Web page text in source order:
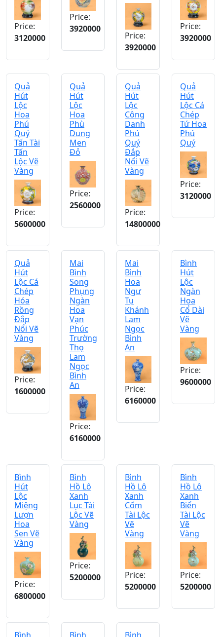
Price:
3120000
Price:
3920000
Price:
3920000
Price:
3920000
Quả
Hút
Lộc
Hoa
Phú
Quý
Tấn Tài
Tấn
Lộc Vẽ
Vàng
Price:
5600000
Quả
Hút
Lộc
Hoa
Phù
Dung
Men
Đỏ
Price:
2560000
Quả
Hút
Lộc
Công
Danh
Phú
Quý
Đắp
Nổi Vẽ
Vàng
Price:
14800000
Quả
Hút
Lộc Cá
Chép
Tứ Hoa
Phú
Quý
Price:
3120000
Quả
Hút
Lộc Cá
Chép
Hóa
Rồng
Đắp
Nổi Vẽ
Vàng
Price:
1600000
Mai
Bình
Song
Phụng
Ngàn
Hoa
Vạn
Phúc
Trường
Thọ
Lam
Ngọc
Bình
An
Price:
6160000
Mai
Bình
Hoa
Ngư
Tụ
Khánh
Lam
Ngọc
Bình
An
Price:
6160000
Bình
Hút
Lộc
Ngàn
Hoa
Cổ Dài
Vẽ
Vàng
Price:
9600000
Bình
Hút
Lộc
Miệng
Lượn
Hoa
Sen Vẽ
Vàng
Price:
6800000
Bình
Hồ Lô
Xanh
Lục Tài
Lộc Vẽ
Vàng
Price:
5200000
Bình
Hồ Lô
Xanh
Cốm
Tài Lộc
Vẽ
Vàng
Price:
5200000
Bình
Hồ Lô
Xanh
Biển
Tài Lộc
Vẽ
Vàng
Price:
5200000